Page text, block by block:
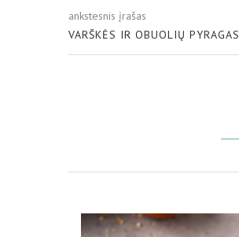
ankstesnis įrašas
VARŠKĖS IR OBUOLIŲ PYRAGAS